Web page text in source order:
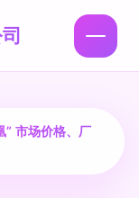
” 市场价格、厂